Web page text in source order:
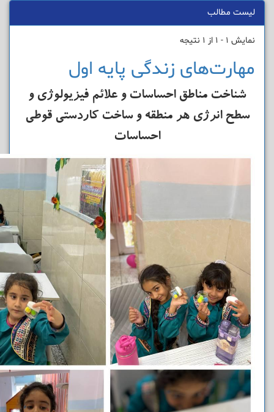
لیست مطالب
نمایش 1 - 1 از 1 نتیجه
مهارت‌های زندگی پایه اول
شناخت مناطق احساسات و علائم فیزیولوژی و
سطح انرژی هر منطقه وساخت کاردستی قوطی
احساسات